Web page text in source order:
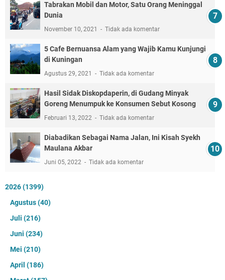
Tabrakan Mobil dan Motor, Satu Orang Meninggal
Dunia
November 10, 2021 Tidak ada komentar
5 Cafe Bernuansa Alam yang Wajib Kamu Kunjungi
di Kuningan
Agustus 29, 2021 Tidak ada komentar
Hasil Sidak Diskopdaperin, di Gudang Minyak
Goreng Menumpuk ke Konsumen Sebut Kosong
Februari 13, 2022 Tidak ada komentar
Diabadikan Sebagai Nama Jalan, Ini Kisah Syekh
Maulana Akbar
Juni 05, 2022 Tidak ada komentar
2026(1399)
Agustus(40)
Juli (216)
Juni (234)
Mei (210)
April (186)